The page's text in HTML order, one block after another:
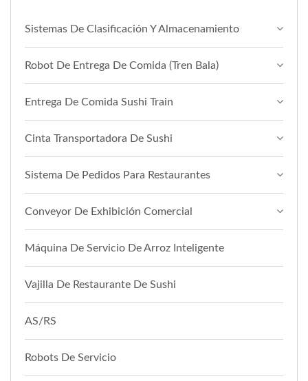
Sistemas De Clasificación Y Almacenamiento
Robot De Entrega De Comida (Tren Bala)
Entrega De Comida Sushi Train
Cinta Transportadora De Sushi
Sistema De Pedidos Para Restaurantes
Conveyor De Exhibición Comercial
Máquina De Servicio De Arroz Inteligente
Vajilla De Restaurante De Sushi
AS/RS
Robots De Servicio